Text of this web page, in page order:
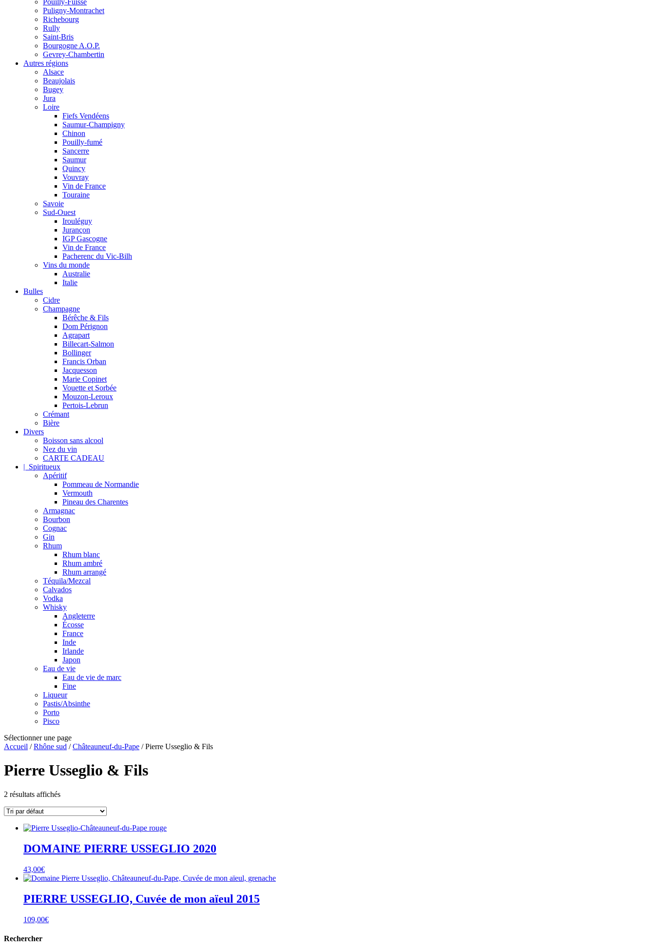
Pouilly-Fuissé
Puligny-Montrachet
Richebourg
Rully
Saint-Bris
Bourgogne A.O.P.
Gevrey-Chambertin
Autres régions
Alsace
Beaujolais
Bugey
Jura
Loire
Fiefs Vendéens
Saumur-Champigny
Chinon
Pouilly-fumé
Sancerre
Saumur
Quincy
Vouvray
Vin de France
Touraine
Savoie
Sud-Ouest
Irouléguy
Jurançon
IGP Gascogne
Vin de France
Pacherenc du Vic-Bilh
Vins du monde
Australie
Italie
Bulles
Cidre
Champagne
Bérêche & Fils
Dom Pérignon
Agrapart
Billecart-Salmon
Bollinger
Francis Orban
Jacquesson
Marie Copinet
Vouette et Sorbée
Mouzon-Leroux
Pertois-Lebrun
Crémant
Bière
Divers
Boisson sans alcool
Nez du vin
CARTE CADEAU
| Spiritueux
Apéritif
Pommeau de Normandie
Vermouth
Pineau des Charentes
Armagnac
Bourbon
Cognac
Gin
Rhum
Rhum blanc
Rhum ambré
Rhum arrangé
Téquila/Mezcal
Calvados
Vodka
Whisky
Angleterre
Écosse
France
Inde
Irlande
Japon
Eau de vie
Eau de vie de marc
Fine
Liqueur
Pastis/Absinthe
Porto
Pisco
Sélectionner une page
Accueil /Rhône sud /Châteauneuf-du-Pape / Pierre Usseglio & Fils
Pierre Usseglio & Fils
2 résultats affichés
DOMAINE PIERRE USSEGLIO 2020
43,00€
PIERRE USSEGLIO, Cuvée de mon aïeul 2015
109,00€
Rechercher